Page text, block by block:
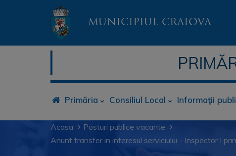
MUNICIPIUL CRAIOVA
Primăria Consiliul Local Informaţii
Acasa
Posturi publice vacante
Anunt transfer in interesul serviciului - Inspector I